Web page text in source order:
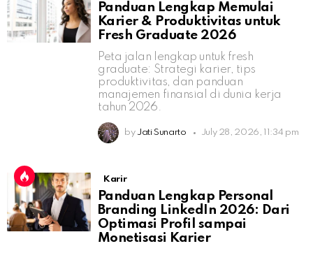
Panduan Lengkap Memulai
Karier & Produktivitas untuk
Fresh Graduate 2026
Peta jalan lengkap untuk fresh
graduate: Strategi karier, tips
produktivitas, dan panduan
manajemen finansial di dunia kerja
tahun 2026.
by Jati Sunarto July 28, 2026, 11:34 pm
Karir
Panduan Lengkap Personal
Branding LinkedIn 2026: Dari
Optimasi Profil sampai
Monetisasi Karier